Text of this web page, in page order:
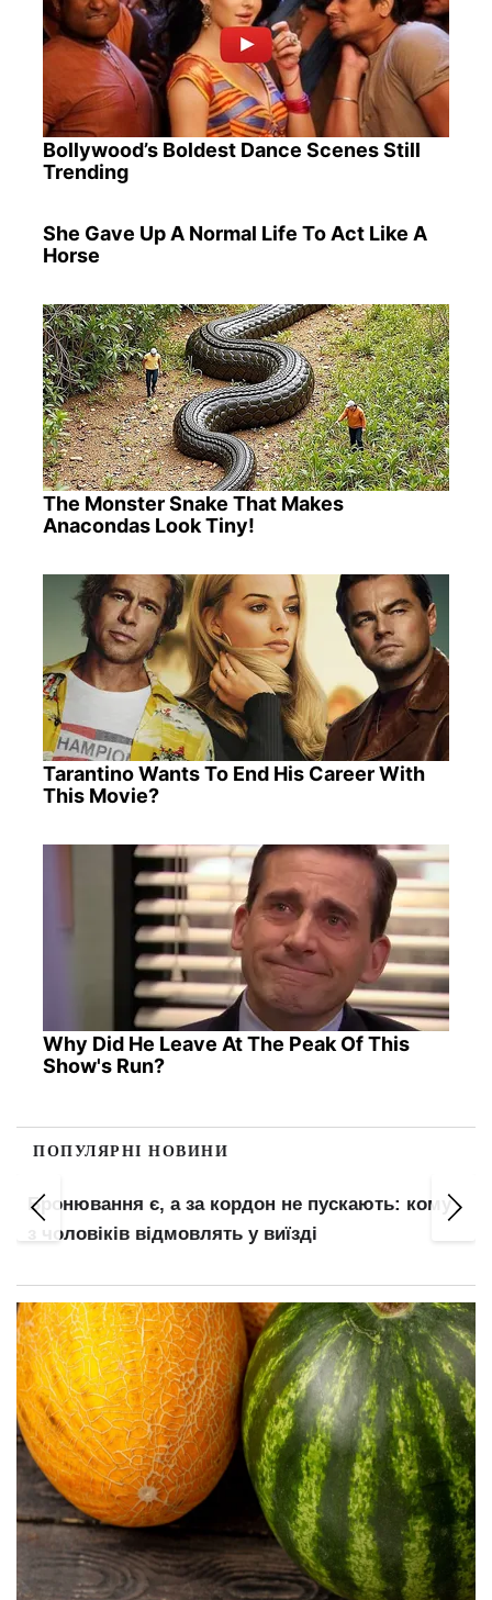
Bollywood’s Boldest Dance Scenes Still
Trending
She Gave Up A Normal Life To Act Like A
Horse
The Monster Snake That Makes
Anacondas Look Tiny!
Tarantino Wants To End His Career With
This Movie?
Why Did He Leave At The Peak Of This
Show's Run?
ПОПУЛЯРНІ НОВИНИ
Бронювання є, а за кордон не пускають: кому
з чоловіків відмовлять у виїзді